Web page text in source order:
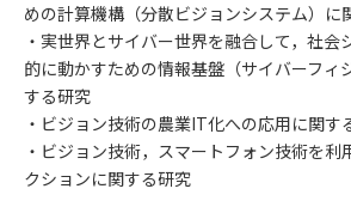
めの計算機構（分散ビジョンシステム）に
・実世界とサイバー世界を融合して，社会
的に動かすための情報基盤（サイバーフィ
する研究
・ビジョン技術の農業IT化への応用に関す
・ビジョン技術，スマートフォン技術を利
クションに関する研究